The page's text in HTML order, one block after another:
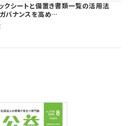
クシートと備置き書類一覧の活用法
バナンスを高め…